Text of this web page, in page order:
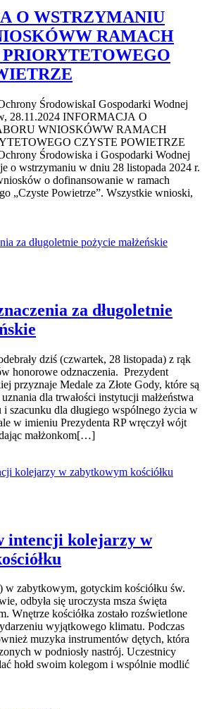
O WSTRZYMANIU
RAMACH
ŚrodowiskaI Gospodarki Wodnej
28.11.2024 INFORMACJA O
WNIOSKÓWW RAMACH
CZYSTE POWIETRZE
Środowiska i Gospodarki Wodnej
o wstrzymaniu w dniu 28 listopada 2024 r.
o dofinansowanie w ramach
„Czyste Powietrze”. Wszystkie wnioski,
za długoletnie
dziś (czwartek, 28 listopada) z rąk
honorowe odznaczenia. Prezydent
przyznaje Medale za Złote Gody, które są
dla trwałości instytucji małżeństwa
szacunku dla długiego wspólnego życia w
w imieniu Prezydenta RP wręczył wójt
małżonkom[…]
intencji kolejarzy w
w zabytkowym, gotyckim kościółku św.
odbyła się uroczysta msza święta
Wnętrze kościółka zostało rozświetlone
wyjątkowego klimatu. Podczas
muzyka instrumentów dętych, która
w podniosły nastrój. Uczestnicy
hołd swoim kolegom i wspólnie modlić